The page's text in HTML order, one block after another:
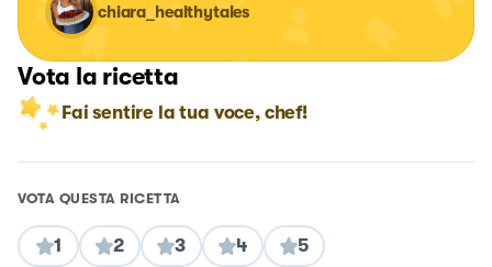
chiara_healthytales
Vota la ricetta
Fai sentire la tua voce, chef!
VOTA QUESTA RICETTA
1 2 3 4 5